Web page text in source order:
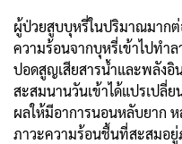
ผู้ป่วยสูบบุหรี่ในปริมาณมากต่
ความร้อนจากบุหรี่เข้าไปทำ
ปอดสูญเสียสารน้ำและพลังอิ
สะสมนานวันเข้าได้แปรเปลี่ย
ผลให้มีอาการนอนหลับยาก
ภาวะความร้อนชื้นที่สะสมอยู่